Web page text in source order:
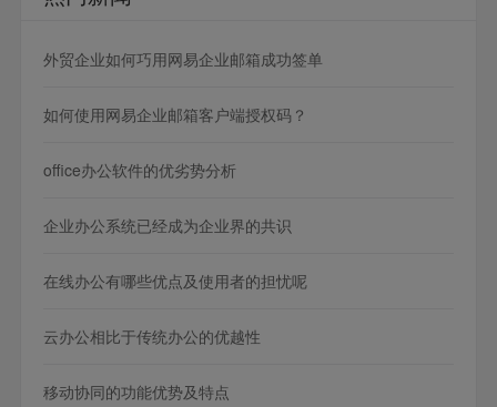
外贸企业如何巧用网易企业邮箱成功签单
如何使用网易企业邮箱客户端授权码？
office办公软件的优劣势分析
企业办公系统已经成为企业界的共识
在线办公有哪些优点及使用者的担忧呢
云办公相比于传统办公的优越性
移动协同的功能优势及特点